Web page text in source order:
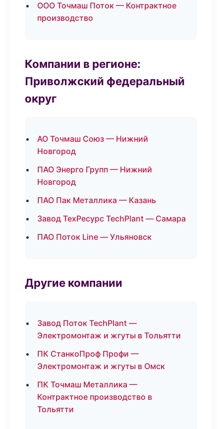
ООО Точмаш Поток — Контрактное
производство
Компании в регионе:
Приволжский федеральный
округ
АО Точмаш Союз — Нижний
Новгород
ПАО Энерго Групп — Нижний
Новгород
ПАО Пак Металлика — Казань
Завод ТехРесурс TechPlant — Самара
ПАО Поток Line — Ульяновск
Другие компании
Завод Поток TechPlant —
Электромонтаж и жгуты в Тольятти
ПК СтанкоПроф Профи —
Электромонтаж и жгуты в Омск
ПК Точмаш Металлика —
Контрактное производство в
Тольятти